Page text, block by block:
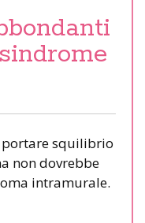
portare squilibrio
non dovrebbe
intramurale.